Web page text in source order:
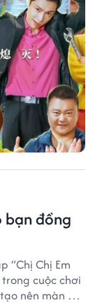
bạn đồng
“Chị Chị Em
cuộc chơi
nên màn kết